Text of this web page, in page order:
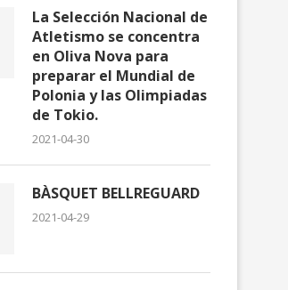
La Selección Nacional de
Atletismo se concentra
en Oliva Nova para
preparar el Mundial de
Polonia y las Olimpiadas
de Tokio.
2021-04-30
BÀSQUET BELLREGUARD
2021-04-29